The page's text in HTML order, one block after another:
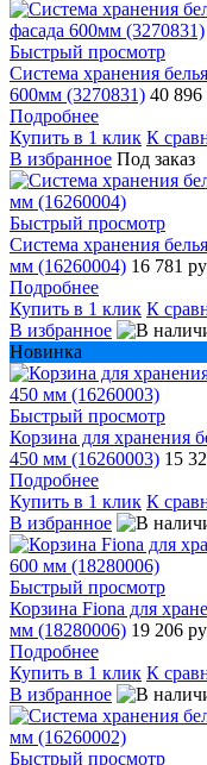
Быстрый просмотр
Система хранения
600мм (3270831) 40 896
Подробнее
Купить в 1 клик К
В избранное Под заказ
Быстрый просмотр
Система хранения
мм (16260004) 16 781
Подробнее
Купить в 1 клик К
В избранное
Новинка
Быстрый просмотр
Корзина для хранения
450 мм (16260003) 15
Подробнее
Купить в 1 клик К
В избранное
Быстрый просмотр
Корзина Fiona для
мм (18280006) 19 206
Подробнее
Купить в 1 клик К
В избранное
Быстрый просмотр